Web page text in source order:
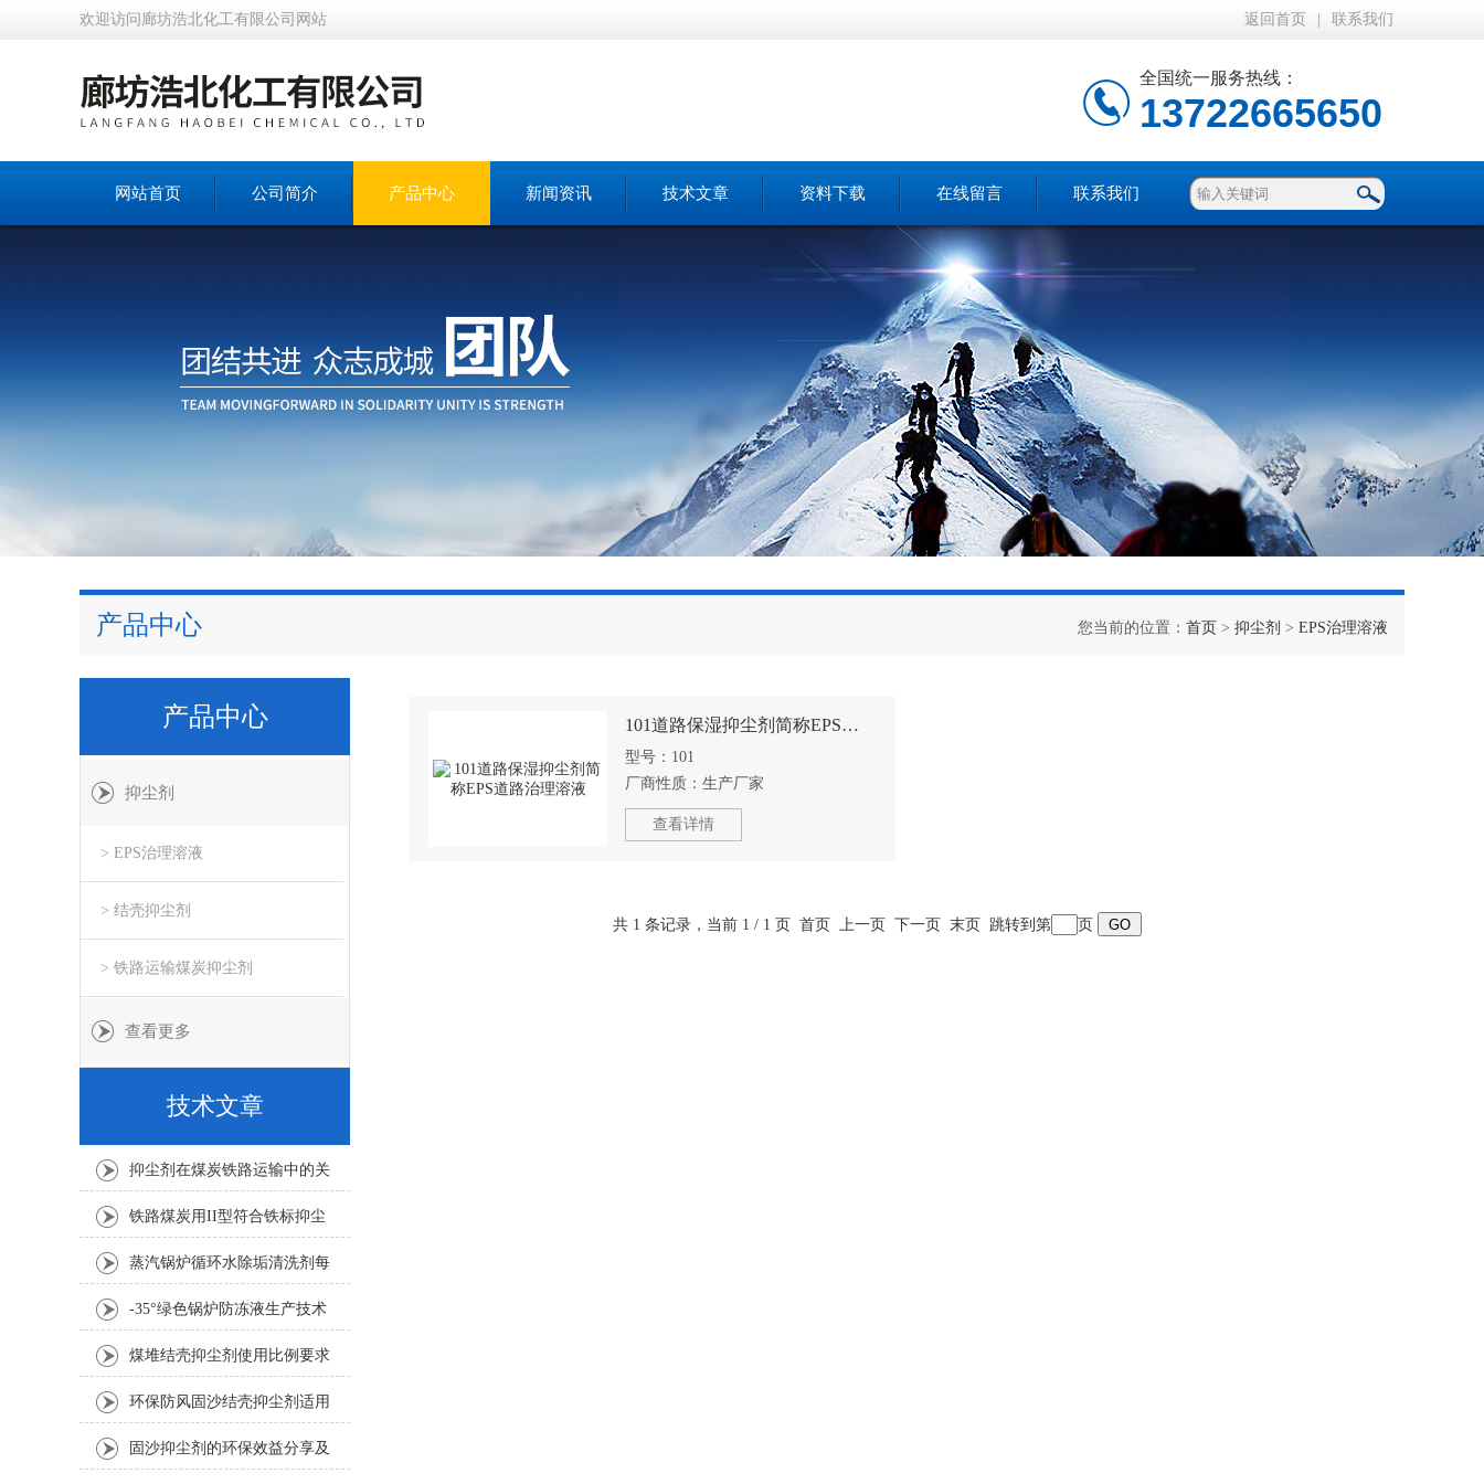
欢迎访问廊坊浩北化工有限公司网站 返回首页 联系我们
全国统一服务热线：
13722665650
网站首页 公司简介 产品中心 新闻资讯 技术文章 资料下载 在线留言 联系我们
产品中心 您当前的位置： 首页 > 抑尘剂 > EPS治理溶液
产品中心
抑尘剂
> EPS治理溶液
> 结壳抑尘剂
> 铁路运输煤炭抑尘剂
查看更多
技术文章
抑尘剂在煤炭铁路运输中的关
键应用是什么
铁路煤炭用II型符合铁标抑尘
剂喷洒火车效果好
蒸汽锅炉循环水除垢清洗剂每
吨水用量
-35°绿色锅炉防冻液生产技术
要求
煤堆结壳抑尘剂使用比例要求
1:100倍
环保防风固沙结壳抑尘剂适用
要求
固沙抑尘剂的环保效益分享及
101道路保湿抑尘剂简称EPS道路治理溶液
型号： 101
厂商性质：生产厂家
查看详情
共 1 条记录，当前 1 / 1 页 首页 上一页 下一页 末页 跳转到第 页